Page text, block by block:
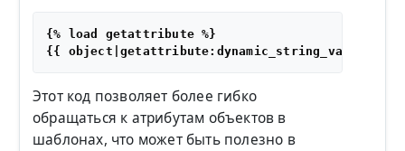
{% load getattribute %}
Этот код позволяет более гибко
обращаться к атрибутам объектов в
шаблонах, что может быть полезно в